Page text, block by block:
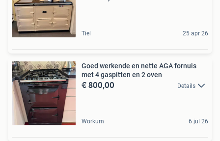
Tiel 25 apr 26
Goed werkende en nette AGA fornuis
met 4 gaspitten en 2 oven
€ 800,00 Details
Workum 6 jul 26